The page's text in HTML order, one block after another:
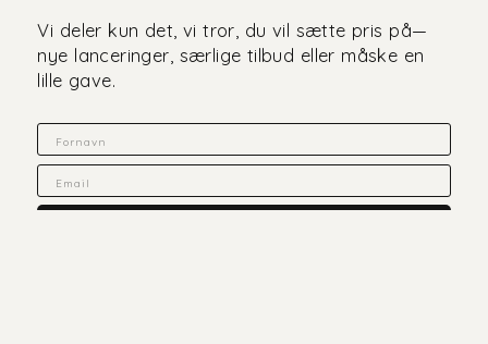
Vi deler kun det, vi tror, du vil sætte pris på—
nye lanceringer, særlige tilbud eller måske en
lille gave.
Fornavn
Email